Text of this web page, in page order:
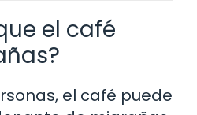
el café
el café puede